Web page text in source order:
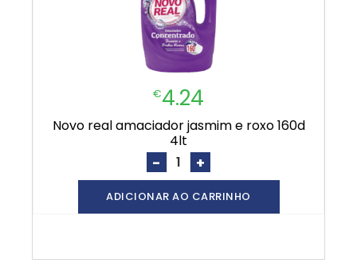
€4.24
novo real amaciador jasmim e roxo 160d
4lt
- +
ADICIONAR AO CARRINHO